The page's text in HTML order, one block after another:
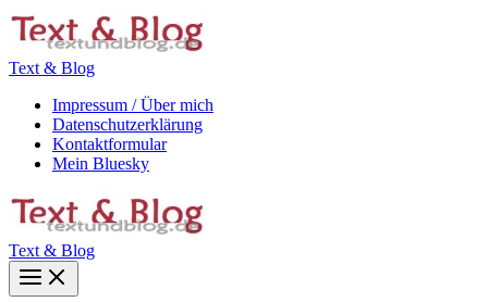
Zum
Inhalt
Text & Blog
Impressum / Über mich
Datenschutzerklärung
Kontaktformular
Mein Bluesky
Text & Blog
Main
Menu